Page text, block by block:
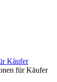
Käufer
für Käufer